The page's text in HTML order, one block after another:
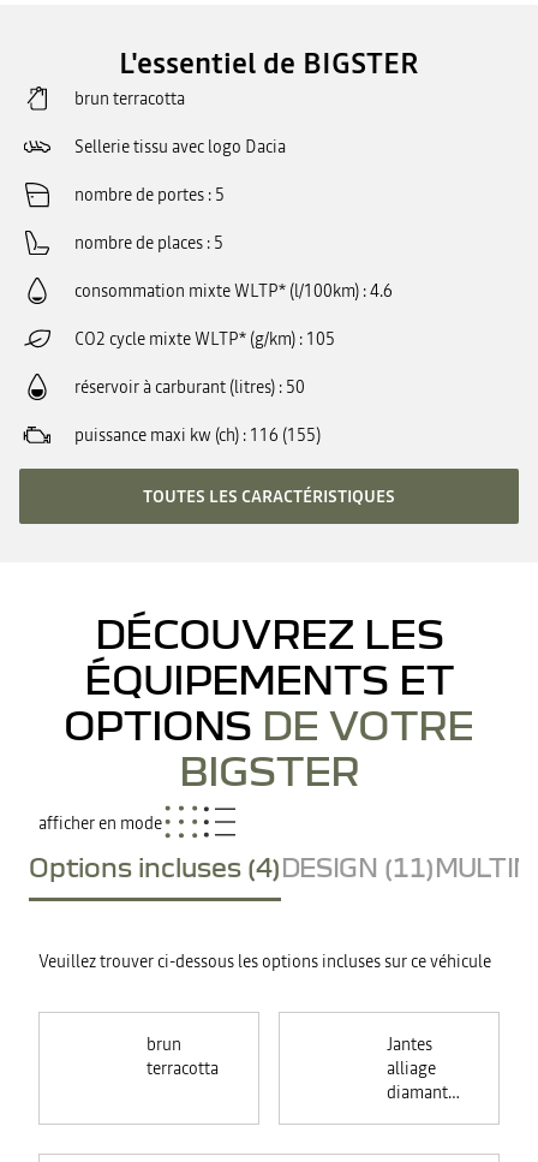
L'essentiel de BIGSTER
brun terracotta
Sellerie tissu avec logo Dacia
nombre de portes 5
nombre de places 5
consommation mixte WLTP* (l/100km) 4.6
CO2 cycle mixte WLTP* (g/km) 105
réservoir à carburant (litres) 50
puissance maxi kw (ch) 116 (155)
TOUTES LES CARACTÉRISTIQUES
DÉCOUVREZ LES
ÉQUIPEMENTS ET
OPTIONS DE VOTRE
BIGSTER
afficher en mode
Options incluses (4)DESIGN (11)
Veuillez trouver ci-dessous les options incluses sur ce véhicule
brun
terracotta
Jantes
alliage
diamantées